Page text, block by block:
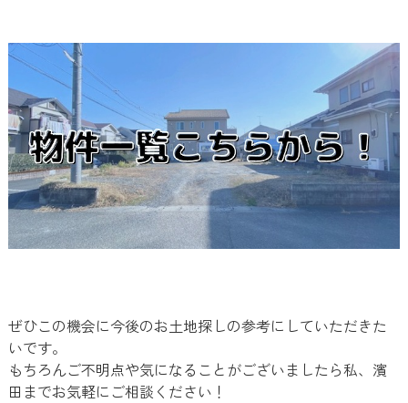
ぜひこの機会に今後のお土地探しの参考にしていただきた
いです。
もちろんご不明点や気になることがございましたら私、濱
田までお気軽にご相談ください！